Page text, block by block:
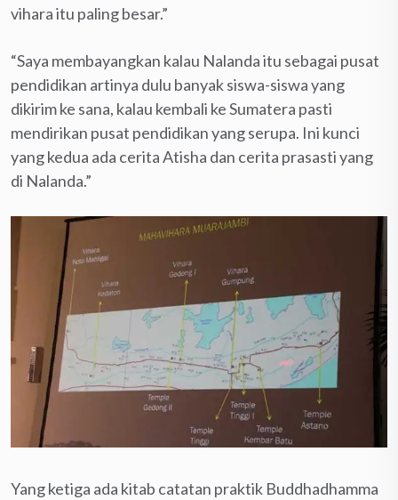
vihara itu paling besar.”
“Saya membayangkan kalau Nalanda itu sebagai pusat
pendidikan artinya dulu banyak siswa-siswa yang
dikirim ke sana, kalau kembali ke Sumatera pasti
mendirikan pusat pendidikan yang serupa. Ini kunci
yang kedua ada cerita Atisha dan cerita prasasti yang
di Nalanda.”
Yang ketiga ada kitab catatan praktik Buddhadhamma